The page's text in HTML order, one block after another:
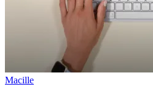
Macille